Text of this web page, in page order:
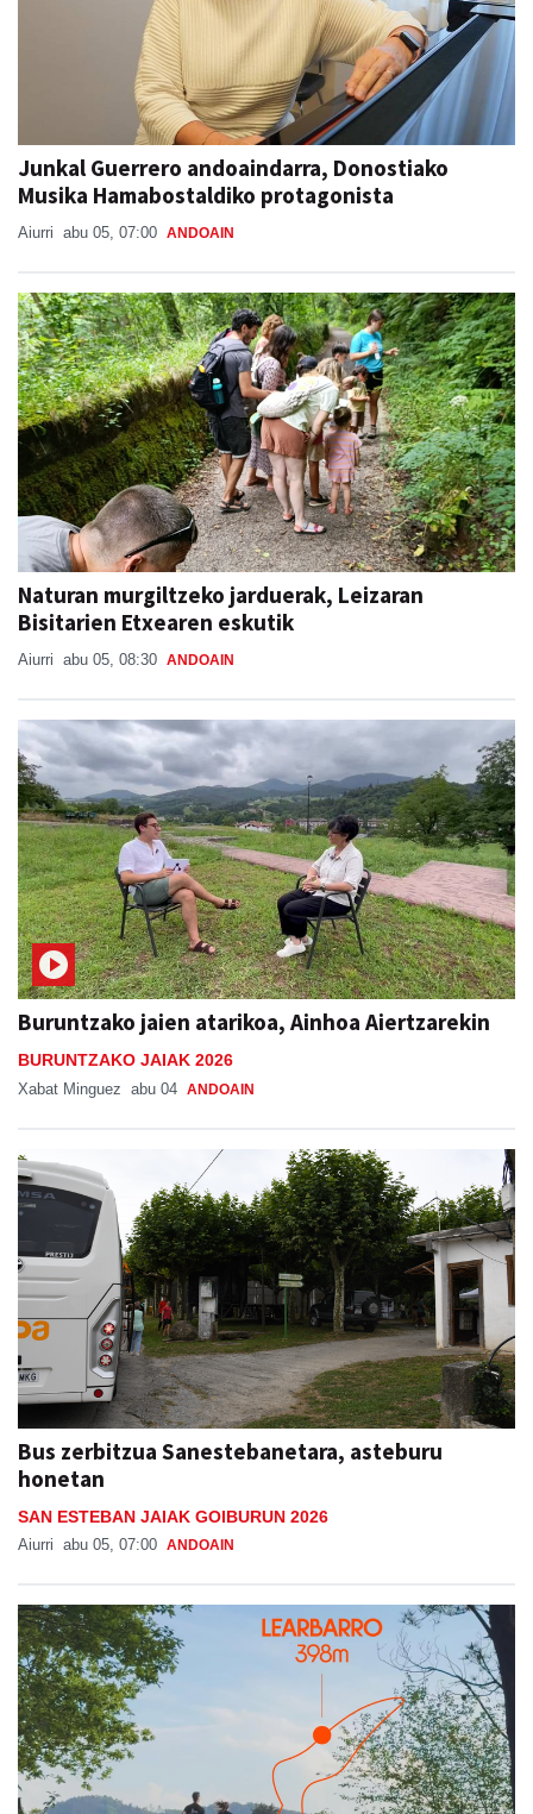
Junkal Guerrero andoaindarra, Donostiako
Musika Hamabostaldiko protagonista
Aiurri abu 05, 07:00 ANDOAIN
Naturan murgiltzeko jarduerak, Leizaran
Bisitarien Etxearen eskutik
Aiurri abu 05, 08:30 ANDOAIN
Buruntzako jaien atarikoa, Ainhoa Aiertzarekin
BURUNTZAKO JAIAK 2026
Xabat Minguez abu 04 ANDOAIN
Bus zerbitzua Sanestebanetara, asteburu
honetan
SAN ESTEBAN JAIAK GOIBURUN 2026
Aiurri abu 05, 07:00 ANDOAIN